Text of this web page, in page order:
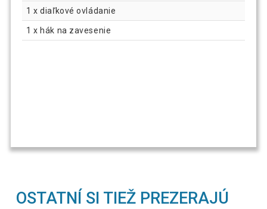
1 x diaľkové ovládanie
1 x hák na zavesenie
OSTATNÍ SI TIEŽ PREZERAJÚ